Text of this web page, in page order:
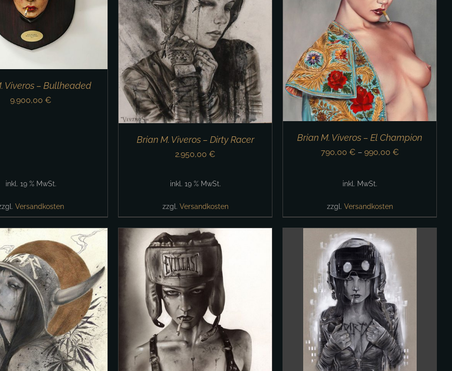
Viveros – Bullheaded
9.900,00 €
inkl. 19 % MwSt.
Versandkosten
WARENKORB DETAILS
Brian M. Viveros – Dirty Racer
2.950,00 €
inkl. 19 % MwSt.
zzgl. Versandkosten
AUSFÜHRUNG WÄHLEN /
Brian M. Viveros – El Champion
790,00 € – 990,00 €
inkl. MwSt.
zzgl. Versandkosten
WARENKORB / DETAILS
IN DEN WARENKORB /